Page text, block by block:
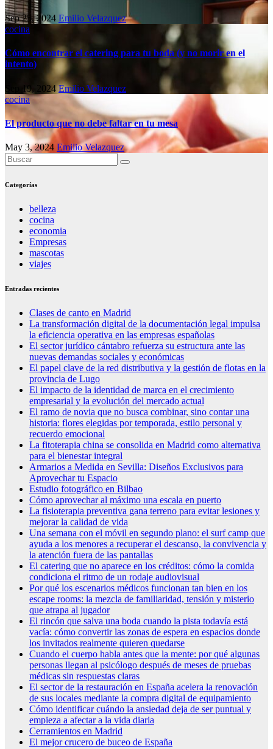
Sep 25, 2024 Emilio Velazquez
cocina
Cómo encontrar el catering para tu boda (y no morir en el
intento)
Sep 19, 2024Emilio Velazquez
cocina
El producto que no debe faltar en tu mesa
May 3, 2024 Emilio Velazquez
Categorías
belleza
cocina
economia
Empresas
mascotas
viajes
Entradas recientes
Clases de canto en Madrid
La transformación digital de la documentación legal impulsa
la eficiencia operativa en las empresas españolas
El sector jurídico cántabro refuerza su estructura ante las
nuevas demandas sociales y económicas
El papel clave de la red distributiva y la gestión de flotas en la
provincia de Lugo
El impacto de la identidad de marca en el crecimiento
empresarial y la evolución del mercado actual
El ramo de novia que no busca combinar, sino contar una
historia: flores elegidas por temporada, estilo personal y
recuerdo emocional
La fitoterapia china se consolida en Madrid como alternativa
para el bienestar integral
Armarios a Medida en Sevilla: Diseños Exclusivos para
Aprovechar tu Espacio
Estudio fotográfico en Bilbao
Cómo aprovechar al máximo una escala en puerto
La fisioterapia preventiva gana terreno para evitar lesiones y
mejorar la calidad de vida
Una semana con el móvil en segundo plano: el surf camp que
ayuda a los menores a recuperar el descanso, la convivencia y
la atención fuera de las pantallas
El catering que no aparece en los créditos: cómo la comida
condiciona el ritmo de un rodaje audiovisual
Por qué los escenarios médicos funcionan tan bien en los
escape rooms: la mezcla de familiaridad, tensión y misterio
que atrapa al jugador
El rincón que salva una boda cuando la pista todavía está
vacía: cómo convertir las zonas de espera en espacios donde
los invitados realmente quieren quedarse
Cuando el cuerpo habla antes que la mente: por qué algunas
personas llegan al psicólogo después de meses de pruebas
médicas sin respuestas claras
El sector de la restauración en España acelera la renovación
de sus locales mediante la compra digital de equipamiento
Cómo identificar cuándo la ansiedad deja de ser puntual y
empieza a afectar a la vida diaria
Cerramientos en Madrid
El mejor crucero de buceo de España